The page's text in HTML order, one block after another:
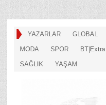
YAZARLAR GLOBAL
MODA SPOR BT|Extra
SAĞLIK YAŞAM